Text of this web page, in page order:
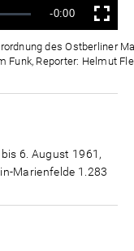
Verbleibende
Zeit
-0:00 Vollbild
des Ostberliner
Funk, Reporter: Helmut
6. August 1961,
Marienfelde 1.283